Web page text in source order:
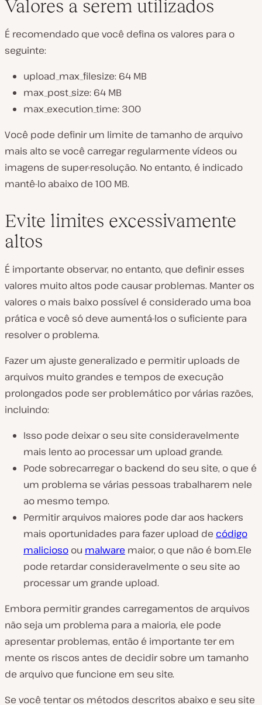
Valores a serem utilizados
É recomendado que você defina os valores para o
seguinte:
upload_max_filesize: 64 MB
max_ post _size: 64 MB
max_execution_time: 300
Você pode definir um limite de tamanho de arquivo
mais alto se você carregar regularmente vídeos ou
imagens de super-resolução. No entanto, é indicado
mantê-lo abaixo de 100 MB.
Evite limites excessivamente
altos
É importante observar, no entanto, que definir esses
valores muito altos pode causar problemas. Manter os
valores o mais baixo possível é considerado uma boa
prática e você só deve aumentá-los o suficiente para
resolver o problema.
Fazer um ajuste generalizado e permitir uploads de
arquivos muito grandes e tempos de execução
prolongados pode ser problemático por várias razões,
incluindo:
Isso pode deixar o seu site consideravelmente
mais lento ao processar um upload grande.
Pode sobrecarregar o backend do seu site, o que é
um problema se várias pessoas trabalharem nele
ao mesmo tempo.
Permitir arquivos maiores pode dar aos hackers
mais oportunidades para fazer upload de código
malicioso ou malware maior, o que não é bom.Ele
pode retardar consideravelmente o seu site ao
processar um grande upload.
Embora permitir grandes carregamentos de arquivos
não seja um problema para a maioria, ele pode
apresentar problemas, então é importante ter em
mente os riscos antes de decidir sobre um tamanho
de arquivo que funcione em seu site.
Se você tentar os métodos descritos abaixo e seu site